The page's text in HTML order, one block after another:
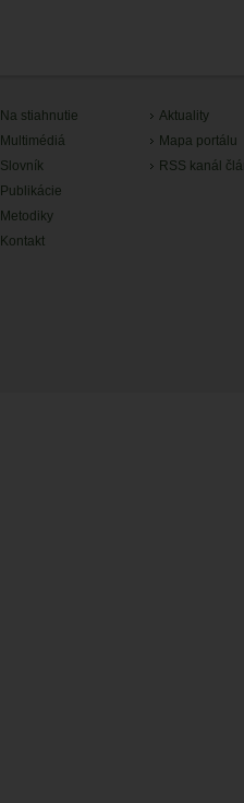
Na stiahnutie
Multimédiá
Slovník
Publikácie
Metodiky
Kontakt
Aktuality
Mapa portálu
RSS kanál